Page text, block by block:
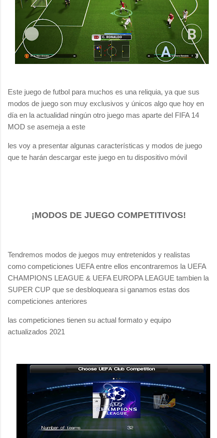
Este juego de futbol para muchos es una reliquia, ya que sus
modos de juego son muy exclusivos y únicos algo que hoy en
día en la actualidad ningún otro juego mas aparte del FIFA 14
MOD se asemeja a este
les voy a presentar algunas características y modos de juego
que te harán descargar este juego en tu dispositivo móvil
¡MODOS DE JUEGO COMPETITIVOS!
Tendremos modos de juegos muy entretenidos y realistas
como competiciones UEFA entre ellos encontraremos la UEFA
CHAMPIONS LEAGUE & UEFA EUROPA LEAGUE tambien la
SUPER CUP que se desbloqueara si ganamos estas dos
competiciones anteriores
las competiciones tienen su actual formato y equipo
actualizados 2021